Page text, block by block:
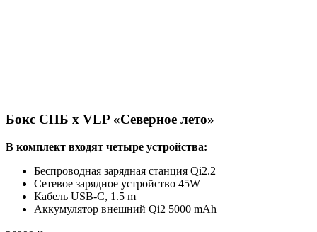
Бокс СПБ х VLP «Северное лето»
В комплект входят четыре устройства:
Беспроводная зарядная станция Qi2.2
Сетевое зарядное устройство 45W
Кабель USB-C, 1.5 m
Аккумулятор внешний Qi2 5000 mAh